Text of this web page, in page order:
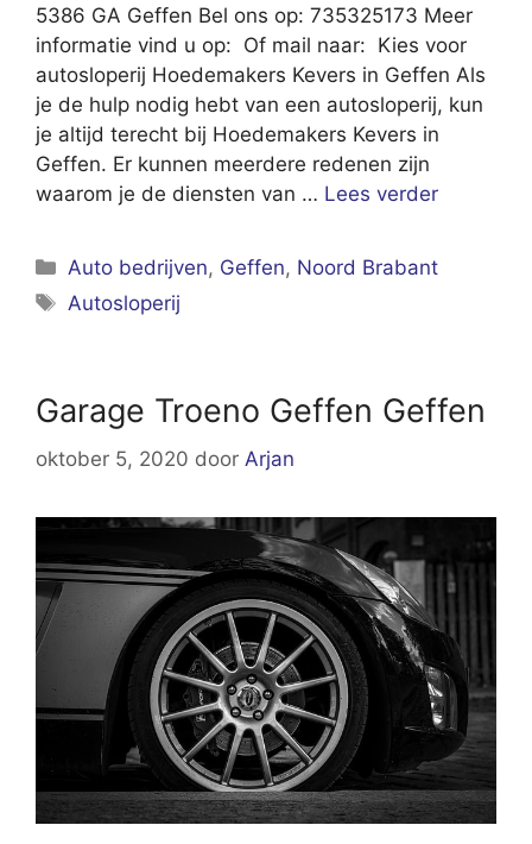
5386 GA Geffen Bel ons op: 735325173 Meer
informatie vind u op: Of mail naar: Kies voor
autosloperij Hoedemakers Kevers in Geffen Als
je de hulp nodig hebt van een autosloperij, kun
je altijd terecht bij Hoedemakers Kevers in
Geffen. Er kunnen meerdere redenen zijn
waarom je de diensten van … Lees verder
Categorieën
Auto bedrijven, Geffen, Noord Brabant
Tags
Autosloperij
Garage Troeno Geffen Geffen
oktober 5, 2020 door Arjan